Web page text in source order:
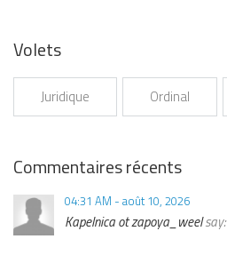
Volets
Juridique Ordinal
Commentaires récents
04:31 AM - août 10, 2026
Kapelnica ot zapoya_weelsay: